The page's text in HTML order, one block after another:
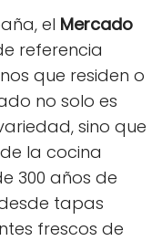
el Mercado
referencia
que residen o
no solo es
sino que
la cocina
300 años de
tapas
frescos de